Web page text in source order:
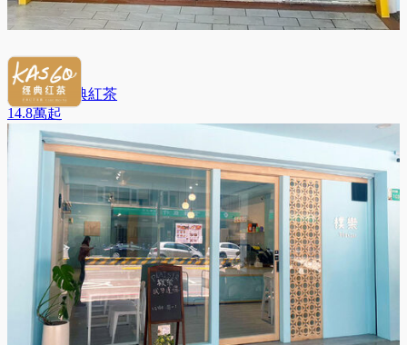
KASGO經典紅茶
14.8萬起